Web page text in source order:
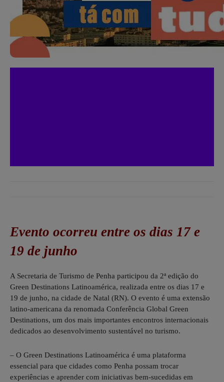
Evento ocorreu entre os dias 17 e
19 de junho
A Secretaria de Turismo de Penha participou da 2ª edição do
Green Destinations Latinoamérica, realizada entre os dias 17 e
19 de junho, na cidade de Natal (RN). O evento é uma extensão
latino-americana da renomada Conferência Global Green
Destinations, um dos mais importantes encontros internacionais
dedicados ao desenvolvimento sustentável no turismo.
– O Green Destinations Latinoamérica é uma plataforma
essencial para que cidades como Penha possam trocar
experiências e aprender com iniciativas bem-sucedidas em